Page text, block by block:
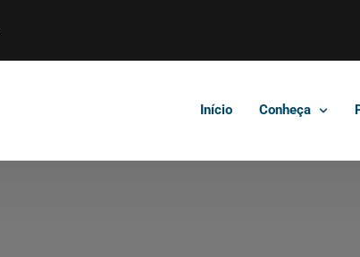
Início Conheça